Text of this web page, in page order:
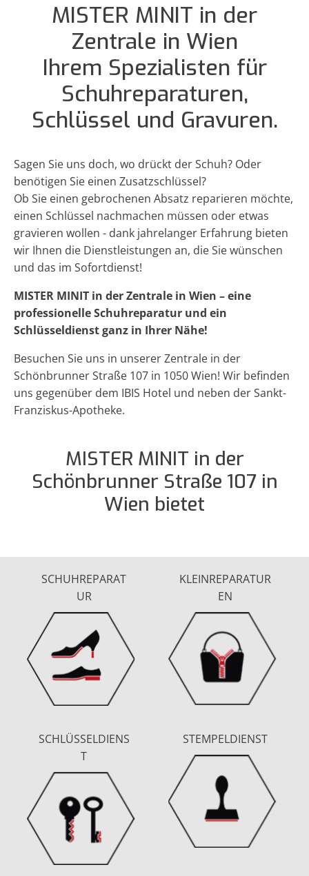
MISTER MINIT in der
Zentrale in Wien
Ihrem Spezialisten für
Schuhreparaturen,
Schlüssel und Gravuren.
Sagen Sie uns doch, wo drückt der Schuh? Oder
benötigen Sie einen Zusatzschlüssel?
Ob Sie einen gebrochenen Absatz reparieren möchte,
einen Schlüssel nachmachen müssen oder etwas
gravieren wollen - dank jahrelanger Erfahrung bieten
wir Ihnen die Dienstleistungen an, die Sie wünschen
und das im Sofortdienst!
MISTER MINIT in der Zentrale in Wien – eine
professionelle Schuhreparatur und ein
Schlüsseldienst ganz in Ihrer Nähe!
Besuchen Sie uns in unserer Zentrale in der
Schönbrunner Straße 107 in 1050 Wien! Wir befinden
uns gegenüber dem IBIS Hotel und neben der Sankt-
Franziskus-Apotheke.
MISTER MINIT in der
Schönbrunner Straße 107 in
Wien bietet
SCHUHREPARAT
UR
KLEINREPARATUR
EN
SCHLÜSSELDIENS
T
STEMPELDIENST